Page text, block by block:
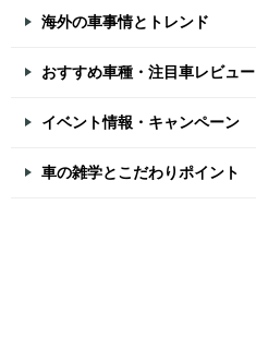
海外の車事情とトレンド
おすすめ車種・注目車レビュー
イベント情報・キャンペーン
車の雑学とこだわりポイント